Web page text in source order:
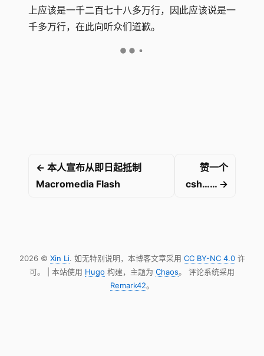
上应该是一千二百七十八多万行，因此应该说是一
千多万行，在此向听众们道歉。
← 本人宣布从即日起抵制
Macromedia Flash
赞一个
csh…… →
2026 © Xin Li. 如无特别说明，本博客文章采用 CC BY-NC 4.0许
可。 | 本站使用 Hugo 构建，主题为 Chaos。 评论系统采用
Remark42。